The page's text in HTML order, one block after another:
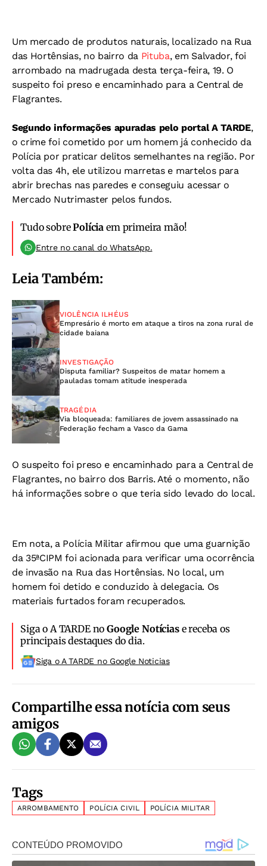
Um mercado de produtos naturais, localizado na Rua
das Hortênsias, no bairro da Pituba, em Salvador, foi
arrombado na madrugada desta terça-feira, 19. O
suspeito foi preso e encaminhado para a Central de
Flagrantes.
Segundo informações apuradas pelo portal A TARDE,
o crime foi cometido por um homem já conhecido da
Polícia por praticar delitos semelhantes na região. Por
volta das 4h, ele utilizou marretas e martelos para
abrir brechas nas paredes e conseguiu acessar o
Mercado Nutrimaster pelos fundos.
Tudo sobrePolícia em primeira mão!
Entre no canal do WhatsApp.
Leia Também:
VIOLÊNCIA ILHÉUS
Empresário é morto em ataque a tiros na zona rural de
cidade baiana
INVESTIGAÇÃO
Disputa familiar? Suspeitos de matar homem a
pauladas tomam atitude inesperada
TRAGÉDIA
Via bloqueada: familiares de jovem assassinado na
Federação fecham a Vasco da Gama
O suspeito foi preso e encaminhado para a Central de
Flagrantes, no bairro dos Barris. Até o momento, não
há informações sobre o que teria sido levado do local.
Em nota, a Polícia Militar afirmou que uma guarnição
da 35ªCIPM foi acionada para verificar uma ocorrência
de invasão na Rua das Hortênsias. No local, um
homem foi detido e conduzido à delegacia. Os
materiais furtados foram recuperados.
Siga o A TARDE noGoogle Notíciase receba os
principais destaques do dia.
Siga o A TARDE no Google Noticias
Compartilhe essa notícia com seus
amigos
Tags
ARROMBAMENTO POLÍCIA CIVIL POLÍCIA MILITAR